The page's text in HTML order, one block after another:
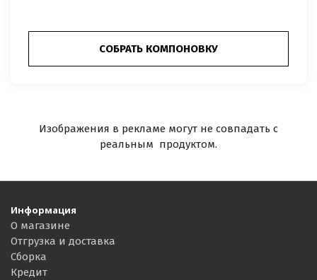
СОБРАТЬ КОМПОНОВКУ
Изображения в рекламе могут не совпадать с
реальным продуктом.
Информация
О магазине
Отгрузка и доставка
Сборка
Кредит